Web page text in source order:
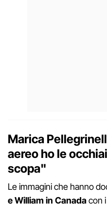
Marica
aereo ho le
scopa"
Le immagini che hanno
e William in Canadacon